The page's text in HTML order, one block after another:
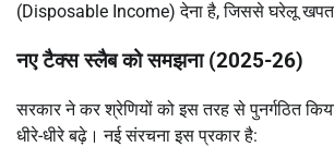
(Disposable Income) देना है, जिससे घरेलू खपत
नए टैक्स स्लैब को समझना (2025-26)
सरकार ने कर श्रेणियों को इस तरह से पुनर्गठित
धीरे-धीरे बढ़े। नई संरचना इस प्रकार है: